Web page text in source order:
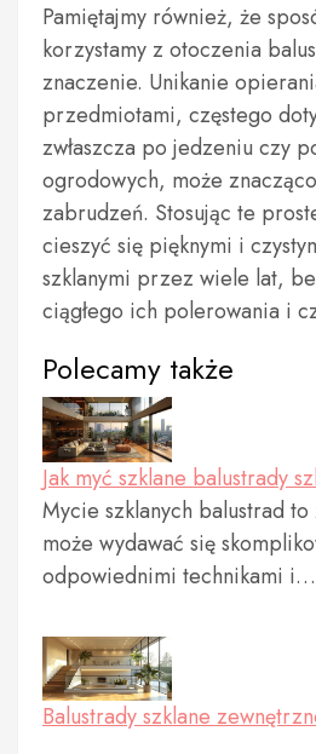
Pamiętajmy również, że
korzystamy z otoczenia
znaczenie. Unikanie
przedmiotami, częstego
zwłaszcza po jedzeniu czy
ogrodowych, może
zabrudzeń. Stosując te
cieszyć się pięknymi i
szklanymi przez wiele lat,
ciągłego ich polerowania i
Polecamy także
Jak myć szklane balustrady
Mycie szklanych balustrad
może wydawać się
odpowiednimi technikami i…
Balustrady szklane